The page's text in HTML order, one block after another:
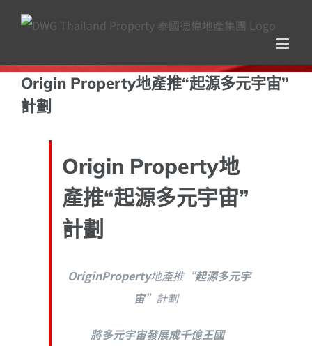
Skip
Origin Property地產推“起源多元宇宙”
計劃
Origin Property地
產推“起源多元宇宙”
計劃
OriginProperty地產推“起源多元宇
宙” 計劃
將多元宇宙發展成千億王國